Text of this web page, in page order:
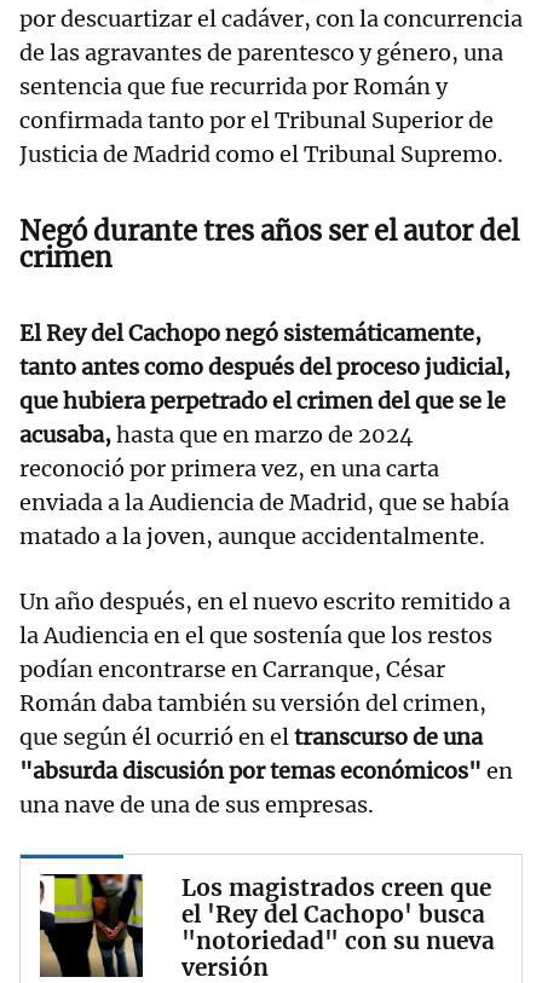
por descuartizar el cadáver, con la concurrencia
de las agravantes de parentesco y género, una
sentencia que fue recurrida por Román y
confirmada tanto por el Tribunal Superior de
Justicia de Madrid como el Tribunal Supremo.
Negó durante tres años ser el autor del
crimen
El Rey del Cachopo negó sistemáticamente,
tanto antes como después del proceso judicial,
que hubiera perpetrado el crimen del que se le
acusaba,hasta que en marzo de 2024
reconoció por primera vez, en una carta
enviada a la Audiencia de Madrid, que se había
matado a la joven, aunque accidentalmente.
Un año después, en el nuevo escrito remitido a
la Audiencia en el que sostenía que los restos
podían encontrarse en Carranque, César
Román daba también su versión del crimen,
que según él ocurrió en eltranscurso de una
"absurda discusión por temas económicos" en
una nave de una de sus empresas.
Los magistrados creen que
el 'Rey del Cachopo' busca
"notoriedad" con su nueva
versión